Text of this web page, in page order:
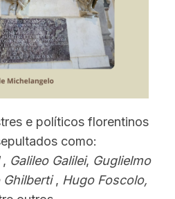
e políticos florentinos
como:
Galileo Galilei, Guglielmo
, Hugo Foscolo,